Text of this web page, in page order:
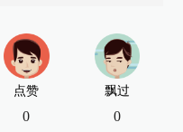
点赞
0
飘过
0